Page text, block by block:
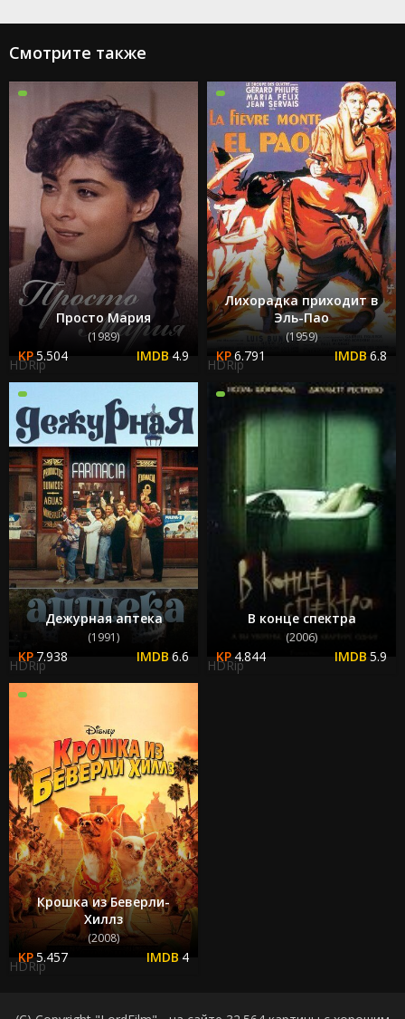
Смотрите также
Просто Мария
(1989)
5.504 4.9
HDRip
Лихорадка приходит в
Эль-Пао
(1959)
6.791 6.8
HDRip
Дежурная аптека
(1991)
7.938 6.6
HDRip
В конце спектра
(2006)
4.844 5.9
HDRip
Крошка из Беверли-
Хиллз
(2008)
5.457 4
HDRip